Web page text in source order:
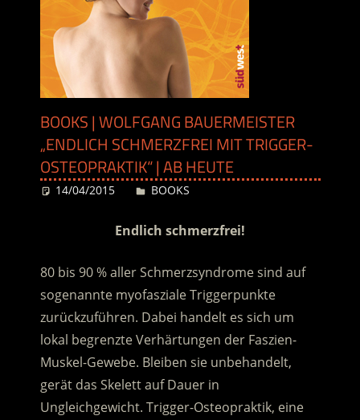
BOOKS | WOLFGANG BAUERMEISTER
„ENDLICH SCHMERZFREI MIT TRIGGER-
OSTEOPRAKTIK“ | AB HEUTE
14/04/2015 Desiree
BOOKS
Endlich schmerzfrei!
80 bis 90 % aller Schmerzsyndrome sind auf
sogenannte myofasziale Triggerpunkte
zurückzuführen. Dabei handelt es sich um
lokal begrenzte Verhärtungen der Faszien-
Muskel-Gewebe. Bleiben sie unbehandelt,
gerät das Skelett auf Dauer in
Ungleichgewicht. Trigger-Osteopraktik, eine